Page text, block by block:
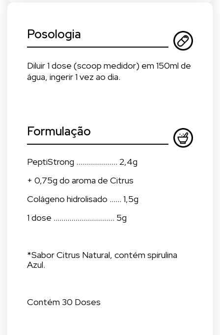
Posologia
Diluir 1 dose (scoop medidor) em 150ml de
água, ingerir 1 vez ao dia.
Formulação
PeptiStrong ..................... 2,4g
+ 0,75g do aroma de Citrus
Colágeno hidrolisado ...... 1,5g
1 dose ............................... 5g
*Sabor Citrus Natural, contém spirulina
Azul.
Contém 30 Doses